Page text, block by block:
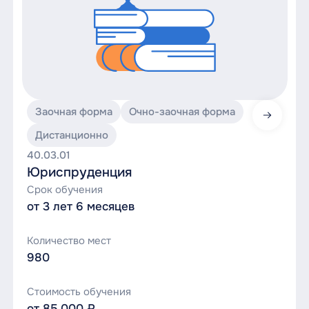
Заочная форма
Очно-заочная форма
Дистанционно
40.03.01
Юриспруденция
Срок обучения
от 3 лет 6 месяцев
Количество мест
980
Стоимость обучения